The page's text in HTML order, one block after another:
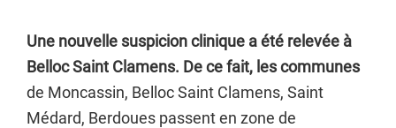
Une nouvelle suspicion clinique a été relevée à
Belloc Saint Clamens. De ce fait, les communes
de Moncassin, Belloc Saint Clamens, Saint
Médard, Berdoues passent en zone de